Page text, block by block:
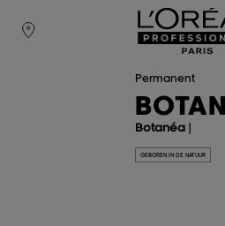
Permanent
Botanéa|
GEBOREN IN DE NATUUR